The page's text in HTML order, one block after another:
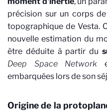
précision sur un corps
topographique de Vesta.
nouvelle estimation du
être déduite à partir du
Deep Space Network
embarquées lors de son
Origine de la